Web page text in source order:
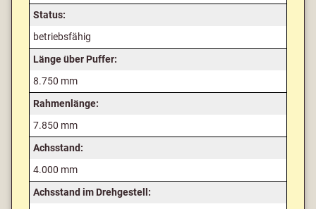
Status:
betriebsfähig
Länge über Puffer:
8.750 mm
Rahmenlänge:
7.850 mm
Achsstand:
4.000 mm
Achsstand im Drehgestell: